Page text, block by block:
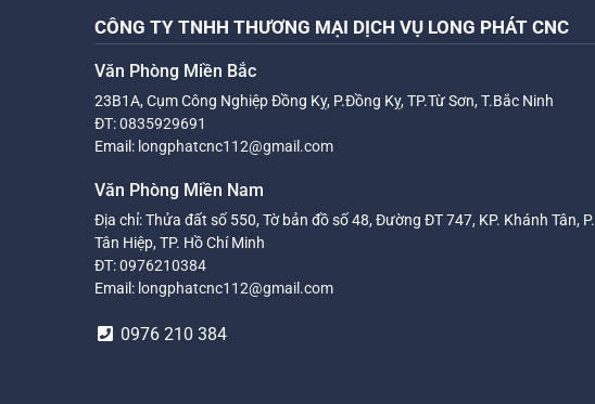
CÔNG TY TNHH THƯƠNG MẠI DỊCH VỤ LONG PHÁT CNC
Văn Phòng Miền Bắc
23B1A, Cụm Công Nghiệp Đồng Kỵ, P.Đồng Kỵ, TP.Từ Sơn, T.Bắc Ninh
ĐT:0835929691
Email: longphatcnc112@gmail.com
Văn Phòng Miền Nam
Địa chỉ: Thửa đất số 550, Tờ bản đồ số 48, Đường ĐT 747, KP. Khánh Tân, P.
Tân Hiệp, TP. Hồ Chí Minh
ĐT:0976210384
Email: longphatcnc112@gmail.com
0976 210 384